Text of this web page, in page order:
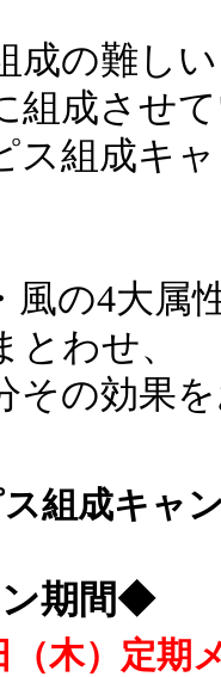
成の難し
組成させ
ス組成キ
風の4大属
とわせ、
その効果
ス組成キャ
期間◆
（木）定期